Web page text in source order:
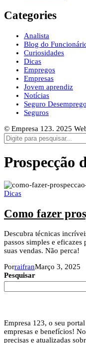
Categories
Analista
Blog do
Curiosidades
Dicas
Empregos
Empresas
Jovem aprendiz
Notícias
Seguro Desemprego
Seguros
© Empresa 123. 2025
Prospecção
Dicas
Como fazer
Descubra técnicas
passos simples e
suas vendas. Não perca!
PorraifranMarço 3, 2025
Pesquisar
Empresa 123, o seu
empresas e benefícios!
precisas e atualizadas